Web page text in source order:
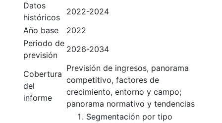
Datos
históricos
2022-2024
Año base
2022
Periodo de
previsión
2026-2034
Cobertura
del
informe
Previsión de ingresos, panorama
competitivo, factores de
crecimiento, entorno y campo;
panorama normativo y tendencias
Segmentación por tipo